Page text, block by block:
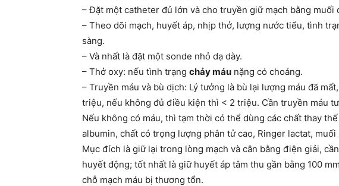
– Đặt một catheter đủ lớn và cho truyền giữ mạch bằng muối
– Theo dõi mạch, huyết áp, nhịp thở, lượng nước tiểu, tình
sàng.
– Và nhất là đặt một sonde nhỏ dạ dày.
– Thở oxy: nếu tình trạng chảy máu nặng có choáng.
– Truyền máu và bù dịch: Lý tưởng là bù lại lượng máu đã
triệu, nếu không đủ điều kiện thì < 2 triệu. Cần truyền máu
Nếu không có máu, thì tạm thời có thể dùng các chất thay
albumin, chất có trọng lượng phân tử cao, Ringer lactat,
Mục đích là giữ lại trong lòng mạch và cân bằng điện giải,
huyết động; tốt nhất là giữ huyết áp tâm thu gần bằng 100
chỗ mạch máu bị thương tổn.